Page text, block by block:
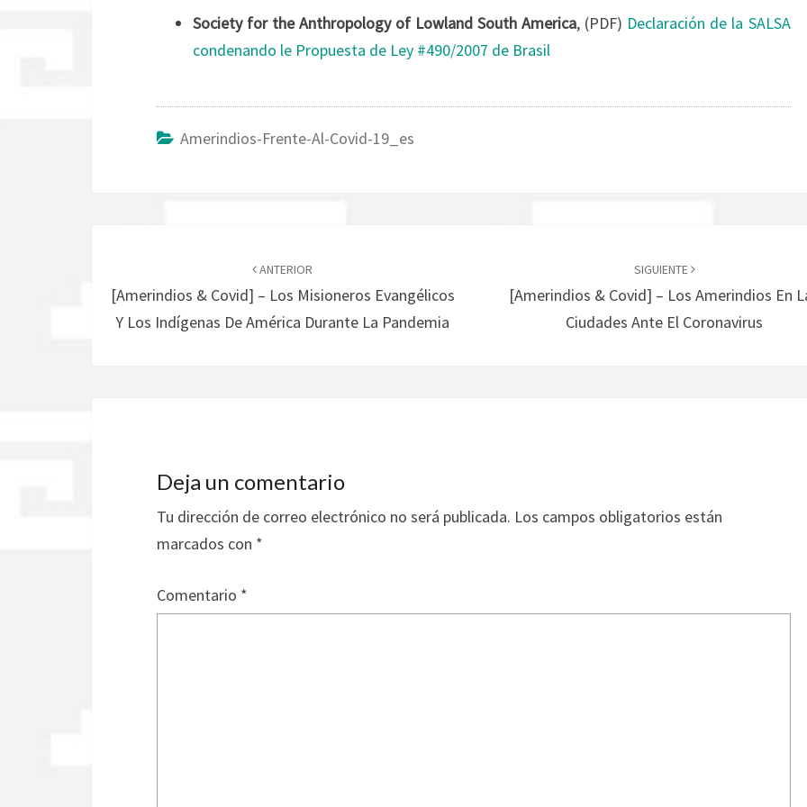
Society for the Anthropology of Lowland South America, (PDF) Declaración de la SALSA
condenando le Propuesta de Ley #490/2007 de Brasil
Amerindios-Frente-Al-Covid-19_es
entradas
ANTERIOR
[Amerindios & Covid] – Los Misioneros Evangélicos
Y Los Indígenas De América Durante La Pandemia
SIGUIENTE
[Amerindios & Covid] – Los Amerindios En
Ciudades Ante El Coronavirus
Deja un comentario
Tu dirección de correo electrónico no será publicada. Los campos obligatorios están
marcados con *
Comentario *